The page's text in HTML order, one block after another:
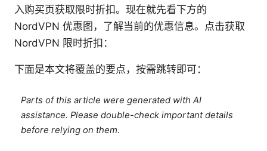
入购买页获取限时折扣。现在就先看下方的
NordVPN 优惠图，了解当前的优惠信息。点击获取
NordVPN 限时折扣：
下面是本文将覆盖的要点，按需跳转即可：
Parts of this article were generated with AI
assistance. Please double-check important details
before relying on them.